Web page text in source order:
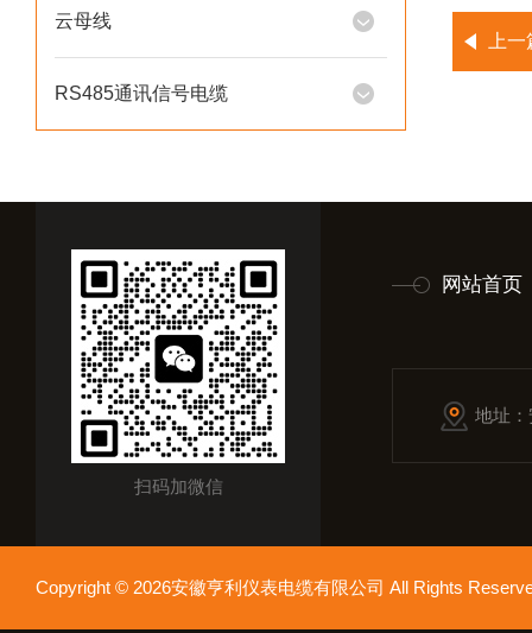
云母线
RS485通讯信号电缆
上
扫码加微信
网站首页
地址
Copyright © 2026安徽亨利仪表电缆有限公司 All Rights